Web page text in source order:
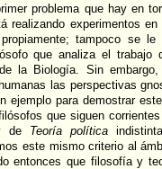
problema que hay en
realizando experimentos
tampoco se
que analiza el trabajo
la Biología. Sin
las perspectivas
ejemplo para demostrar
que siguen
Teoría política
este mismo criterio al
entonces que filosofía y